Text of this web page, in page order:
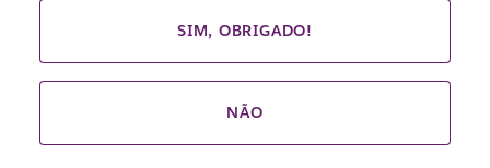
SIM, OBRIGADO!
NÃO